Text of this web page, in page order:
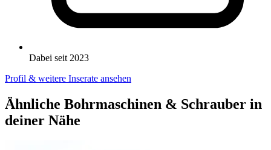
Dabei seit 2023
Profil & weitere Inserate ansehen
Ähnliche Bohrmaschinen & Schrauber in
deiner Nähe